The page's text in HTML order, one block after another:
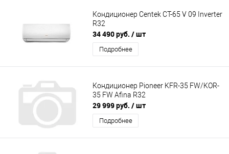
Кондиционер Centek CT-65 V 09 Inverter
R32
34 490 руб. / шт
Подробнее
Кондиционер Pioneer KFR-35 FW/KOR-
35 FW Afina R32
29 999 руб. / шт
Подробнее